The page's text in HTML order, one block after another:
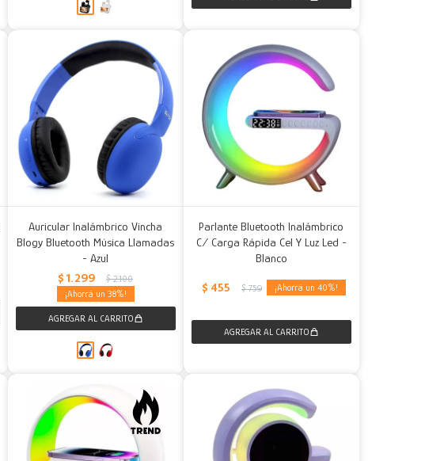
Auricular Inalámbrico Vincha
Blogy Bluetooth Música Llamadas
- Azul
$ 1.299 $ 2.100
38
Parlante Bluetooth Inalámbrico
C/ Carga Rápida Cel Y Luz Led -
Blanco
$ 455 $ 759 40